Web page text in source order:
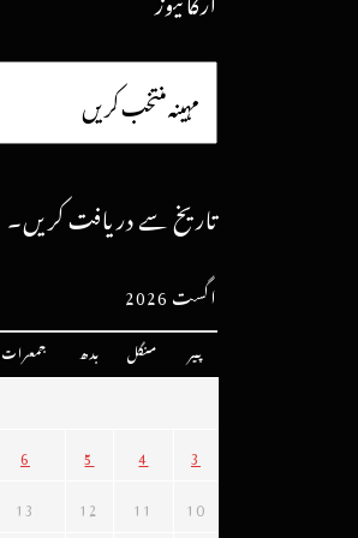
تاریخ سے دریافت کریں۔
اگست 2026
پیر منگل بدھ جمعرات
3
4
5
6
10
11
12
13